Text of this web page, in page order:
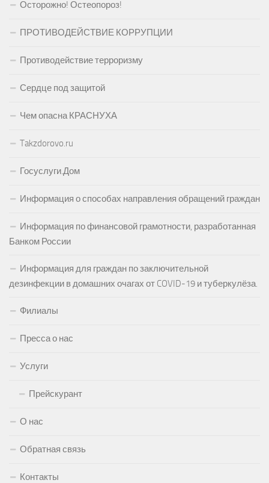
Осторожно! Остеопороз!
ПРОТИВОДЕЙСТВИЕ КОРРУПЦИИ
Противодействие терроризму
Сердце под защитой
Чем опасна КРАСНУХА
Takzdorovo.ru
Госуслуги.Дом
Информация о способах направления обращений граждан
Информация по финансовой грамотности, разработанная
Банком России
Информация для граждан по заключительной
дезинфекции в домашних очагах от COVID-19 и туберкулёза.
Филиалы
Пресса о нас
Услуги
Прейскурант
О нас
Обратная связь
Контакты